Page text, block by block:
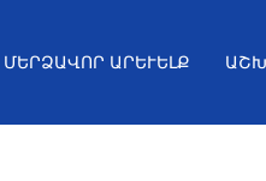
ՄԵՐՁԱՎՈՐ ԱՐԵՒԵԼՔ